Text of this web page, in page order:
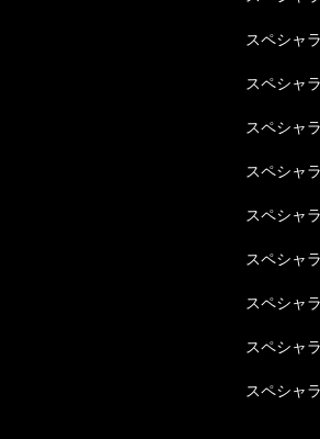
スペシャ
スペシャ
スペシャ
スペシャ
スペシャ
スペシャ
スペシャ
スペシャ
スペシャ